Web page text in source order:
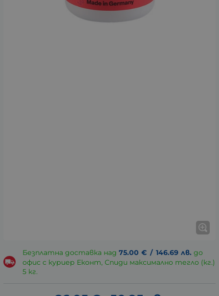
Безплатна доставка над 75.00 € / 146.69 лв. до
офис с куриер Еконт, Спиди максимално тегло (кг.)
5 кг.